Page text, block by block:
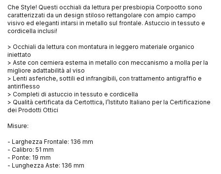
Che Style! Questi occhiali da lettura per presbiopia Corpootto sono
caratterizzati da un design stiloso rettangolare con ampio campo
visivo ed eleganti intarsi in metallo sul frontale. Astuccio in tessuto e
cordicella inclusi!
> Occhiali da lettura con montatura in leggero materiale organico
iniettato
> Aste con cerniera esterna in metallo con meccanismo a molla per la
migliore adattabilità al viso
> Lenti asferiche, sottili ed infrangibili, con trattamento antigraffio e
antiriflesso
> Completi di astuccio in tessuto e cordicella
> Qualità certificata da Certottica, l’Istituto Italiano per la Certificazione
dei Prodotti Ottici
Misure:
- Larghezza Frontale: 136 mm
- Calibro: 51 mm
- Ponte: 19 mm
- Lunghezza Aste: 136 mm